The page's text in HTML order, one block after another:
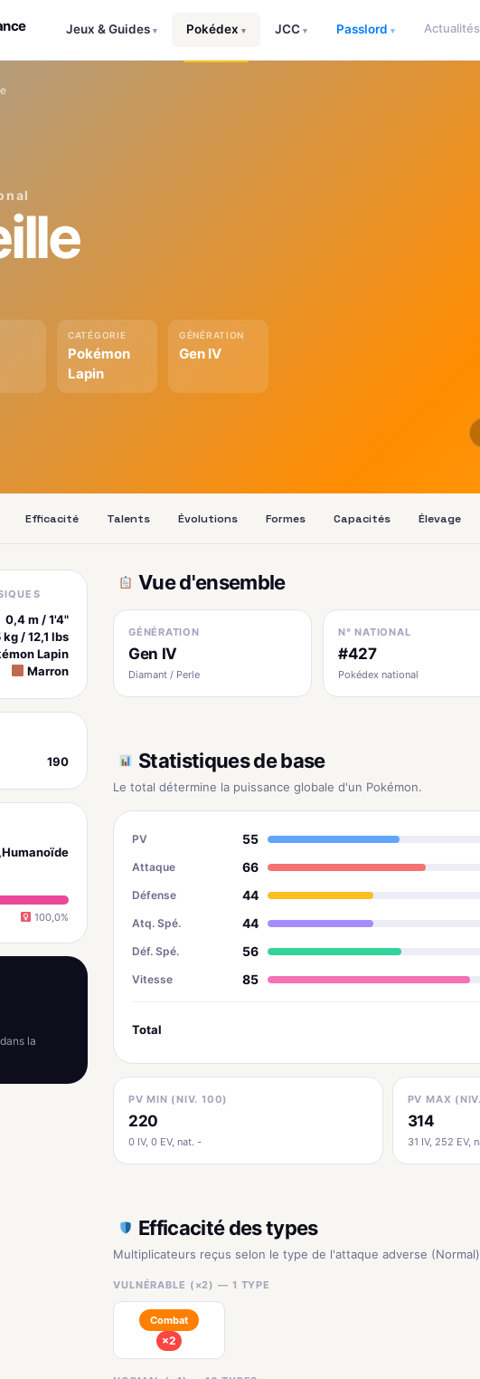
Jeux & Guides ▾ Pokédex ▾ JCC ▾ Passlord ▾ Actualités
CATÉGORIE
Pokémon
Lapin
GÉNÉRATION
Gen IV
Efficacité Talents Évolutions Formes Capacités Élevage
0,4 m / 1'4"
kg / 12,1 lbs
Lapin
Marron
190
100,0%
la
Vue d'ensemble
GÉNÉRATION
Gen IV
Diamant / Perle
N° NATIONAL
#427
Pokédex national
Statistiques de base
Le total détermine la puissance globale d'un Pokémon.
PV 55
Attaque 66
Défense 44
Atq. Spé. 44
Déf. Spé. 56
Vitesse 85
Total
PV MIN (NIV. 100)
220
0 IV, 0 EV, nat. -
PV MAX
314
31 IV, 252 EV,
Efficacité des types
Multiplicateurs reçus selon le type de l'attaque adverse
VULNÉRABLE (×2) — 1 TYPE
Combat
×2